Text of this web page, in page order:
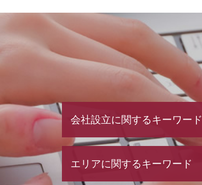
会社設立に関するキーワード
会社設立後 手続き
エリアに関するキーワード